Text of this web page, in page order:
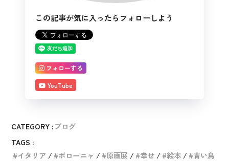
この記事が気に入ったらフォローしよう
フォローする
YouTube
CATEGORY :ブログ
TAGS :
イタリア
ボローニャ 原画展 幸せ 絵本 青い鳥